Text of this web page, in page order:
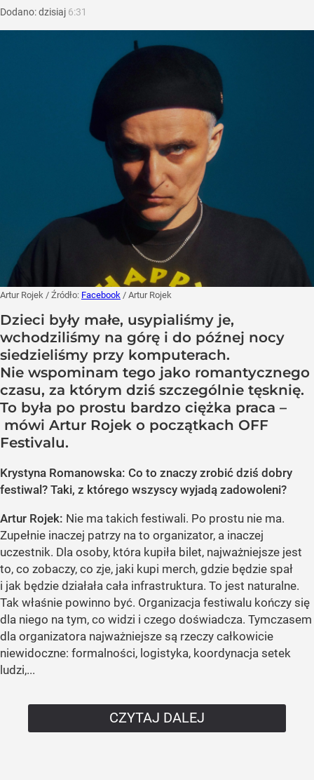
Dodano:dzisiaj 6:31
Artur Rojek / Źródło: Facebook / Artur Rojek
Dzieci były małe, usypialiśmy je,
wchodziliśmy na górę i do późnej nocy
siedzieliśmy przy komputerach.
Nie wspominam tego jako romantycznego
czasu, za którym dziś szczególnie tęsknię.
To była po prostu bardzo ciężka praca –
mówi Artur Rojek o początkach OFF
Festivalu.
Krystyna Romanowska: Co to znaczy zrobić dziś dobry
festiwal? Taki, z którego wszyscy wyjadą zadowoleni?
Artur Rojek: Nie ma takich festiwali. Po prostu nie ma.
Zupełnie inaczej patrzy na to organizator, a inaczej
uczestnik. Dla osoby, która kupiła bilet, najważniejsze jest
to, co zobaczy, co zje, jaki kupi merch, gdzie będzie spał
i jak będzie działała cała infrastruktura. To jest naturalne.
Tak właśnie powinno być. Organizacja festiwalu kończy się
dla niego na tym, co widzi i czego doświadcza. Tymczasem
dla organizatora najważniejsze są rzeczy całkowicie
niewidoczne: formalności, logistyka, koordynacja setek
ludzi,...
CZYTAJ DALEJ